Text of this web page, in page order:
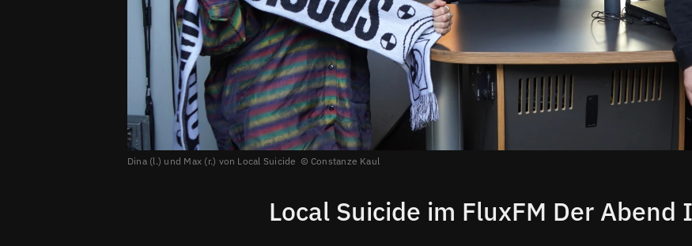
Dina (l.) und Max (r.) von Local Suicide Constanze Kaul
Local Suicide im FluxFM Der Abend